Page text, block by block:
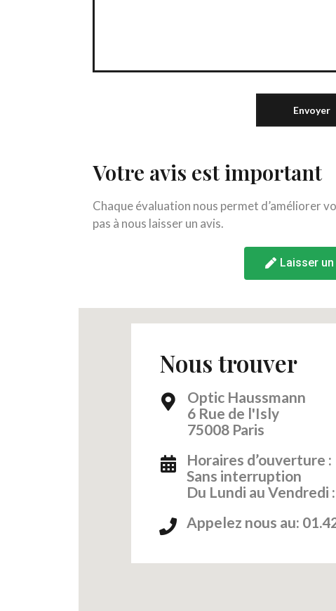
Envoyer
Votre avis est important
Chaque évaluation nous permet d’améliorer
pas à nous laisser un avis.
Laisser
Nous trouver
Optic Haussmann
6 Rue de l'Isly
75008 Paris
Horaires d’ouverture :
Sans interruption
Du Lundi au Vendredi
Appelez nous au: